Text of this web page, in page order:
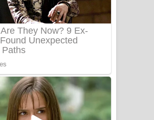
Heavy Weight Song Lyrics
Aye Lanweela Song Lyrics - ආයේ
ලංවීලා ගීතයේ පද පෙළ
Ala purannata Song Lyrics - ආල
පුරන්නට ගීතයේ පද පෙළ
FEVER DREAM Lyrics - Alex Warren